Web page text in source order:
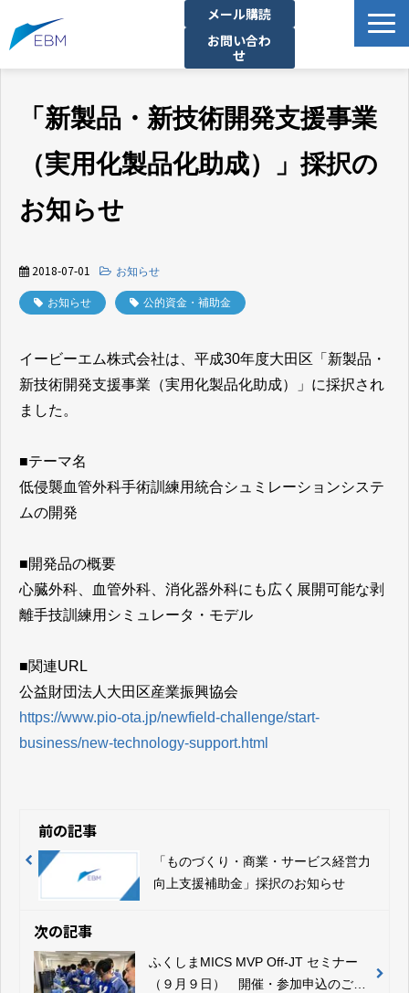
メール購読
お問い合わ
せ
製品・サービス一覧
プロジェクト・実績
資料ダウンロード
「新製品・新技術開発支援事業
（実用化製品化助成）」採択の
お知らせ
2018-07-01 お知らせ
お知らせ 公的資金・補助金
イービーエム株式会社は、平成30年度大田区「新製品・
新技術開発支援事業（実用化製品化助成）」に採択され
ました。
■テーマ名
低侵襲血管外科手術訓練用統合シュミレーションシステ
ムの開発
■開発品の概要
心臓外科、血管外科、消化器外科にも広く展開可能な剥
離手技訓練用シミュレータ・モデル
■関連URL
公益財団法人大田区産業振興協会
https://www.pio-ota.jp/newfield-challenge/start-
business/new-technology-support.html
前の記事
「ものづくり・商業・サービス経営力
向上支援補助金」採択のお知らせ
次の記事
ふくしまMICS MVP Off-JT セミナー
（９月９日） 開催・参加申込のご案